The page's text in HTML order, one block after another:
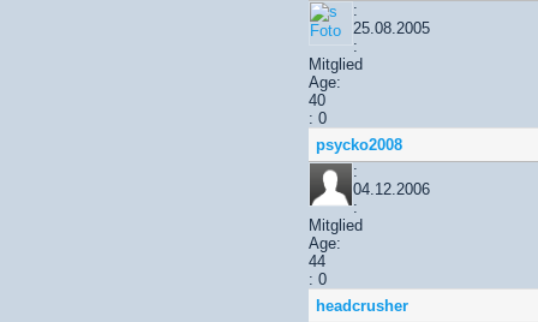
:
25.08.2005
:
Mitglied
Age:
40
: 0
psycko2008
:
04.12.2006
:
Mitglied
Age:
44
: 0
headcrusher